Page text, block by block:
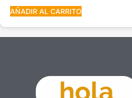
AÑADIR AL CARRITO